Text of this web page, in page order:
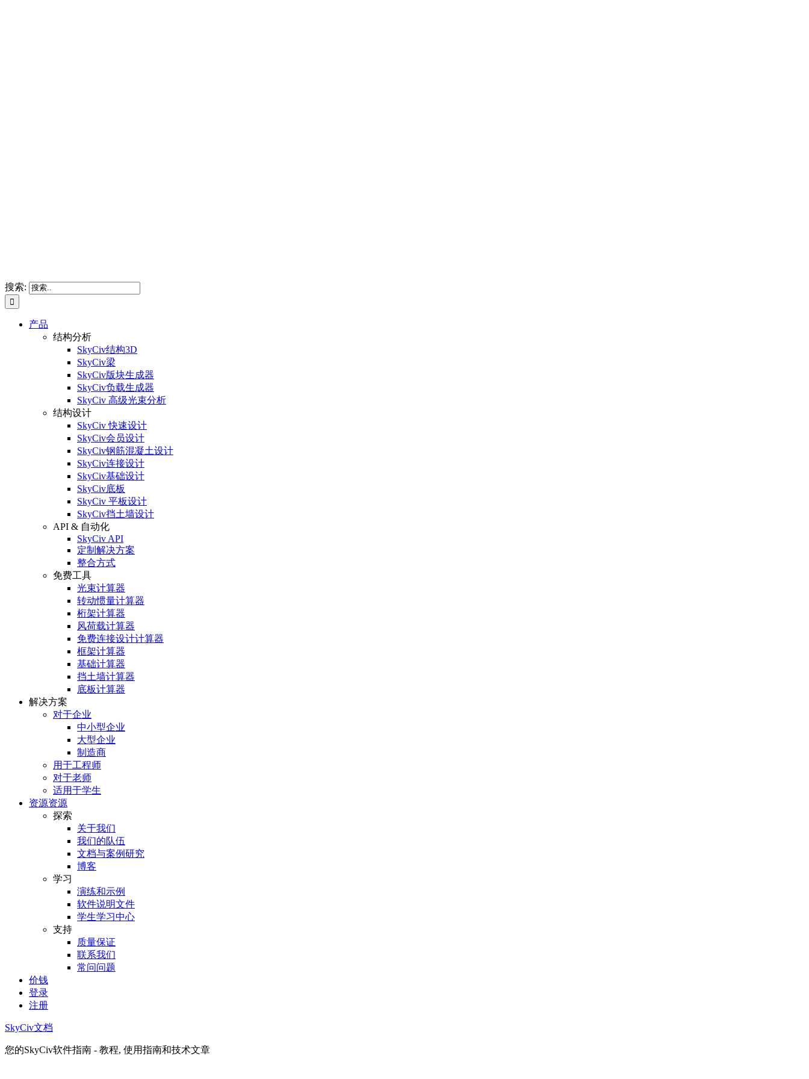
搜索:
产品
结构分析
SkyCiv结构3D
SkyCiv梁
SkyCiv版块生成器
SkyCiv负载生成器
SkyCiv 高级光束分析
结构设计
SkyCiv 快速设计
SkyCiv会员设计
SkyCiv钢筋混凝土设计
SkyCiv连接设计
SkyCiv基础设计
SkyCiv底板
SkyCiv 平板设计
SkyCiv挡土墙设计
API & 自动化
SkyCiv API
定制解决方案
整合方式
免费工具
光束计算器
转动惯量计算器
桁架计算器
风荷载计算器
免费连接设计计算器
框架计算器
基础计算器
挡土墙计算器
底板计算器
解决方案
对于企业
中小型企业
大型企业
制造商
用于工程师
对于老师
适用于学生
资源资源
探索
关于我们
我们的队伍
文档与案例研究
博客
学习
演练和示例
软件说明文件
学生学习中心
支持
质量保证
联系我们
常问问题
价钱
登录
注册
SkyCiv文档
您的SkyCiv软件指南 - 教程, 使用指南和技术文章